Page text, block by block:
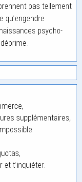
pas tellement
qu’engendre
psycho-
supplémentaires,
t’inquiéter.